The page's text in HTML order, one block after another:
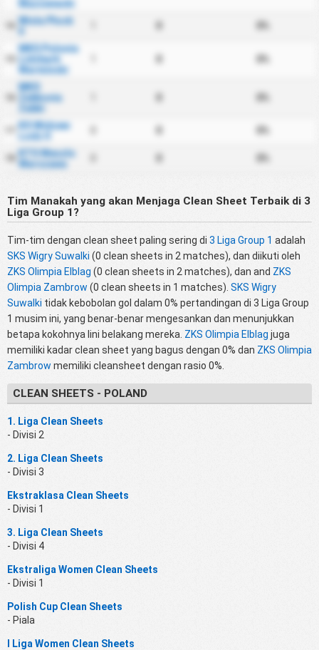
Mazowiecki
Wisla Plock
MKS Polonia
Lidzbark
Warminski
MKS
Zabkovia
KS Widzew
KTS Weszlo
Warszawa
Tim Manakah yang akan Menjaga Clean Sheet Terbaik di 3
Liga Group 1?
Tim-tim dengan clean sheet paling sering di 3 Liga Group 1 adalah
SKS Wigry Suwalki (0 clean sheets in 2 matches), dan diikuti oleh
ZKS Olimpia Elblag (0 clean sheets in 2 matches), dan and ZKS
Olimpia Zambrow (0 clean sheets in 1 matches). SKS Wigry
Suwalki tidak kebobolan gol dalam 0% pertandingan di 3 Liga Group
1 musim ini, yang benar-benar mengesankan dan menunjukkan
betapa kokohnya lini belakang mereka. ZKS Olimpia Elblag juga
memiliki kadar clean sheet yang bagus dengan 0% dan ZKS Olimpia
Zambrow memiliki cleansheet dengan rasio 0%.
CLEAN SHEETS - POLAND
1. Liga Clean Sheets
- Divisi 2
2. Liga Clean Sheets
- Divisi 3
Ekstraklasa Clean Sheets
- Divisi 1
3. Liga Clean Sheets
- Divisi 4
Ekstraliga Women Clean Sheets
- Divisi 1
Polish Cup Clean Sheets
- Piala
I Liga Women Clean Sheets